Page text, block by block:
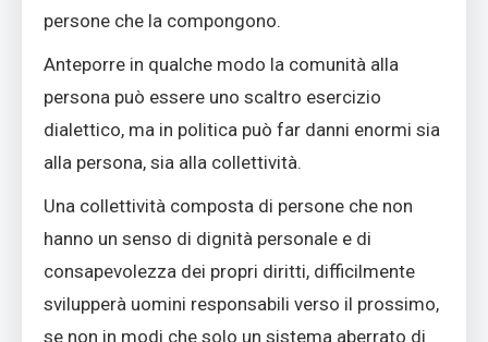
persone che la compongono.
Anteporre in qualche modo la comunità alla
persona può essere uno scaltro esercizio
dialettico, ma in politica può far danni enormi sia
alla persona, sia alla collettività.
Una collettività composta di persone che non
hanno un senso di dignità personale e di
consapevolezza dei propri diritti, difficilmente
svilupperà uomini responsabili verso il prossimo,
se non in modi che solo un sistema aberrato di